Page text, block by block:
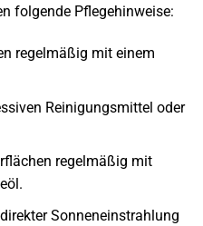
folgende Pflegehinweise:
regelmäßig mit einem
Reinigungsmittel oder
regelmäßig mit
Sonneneinstrahlung